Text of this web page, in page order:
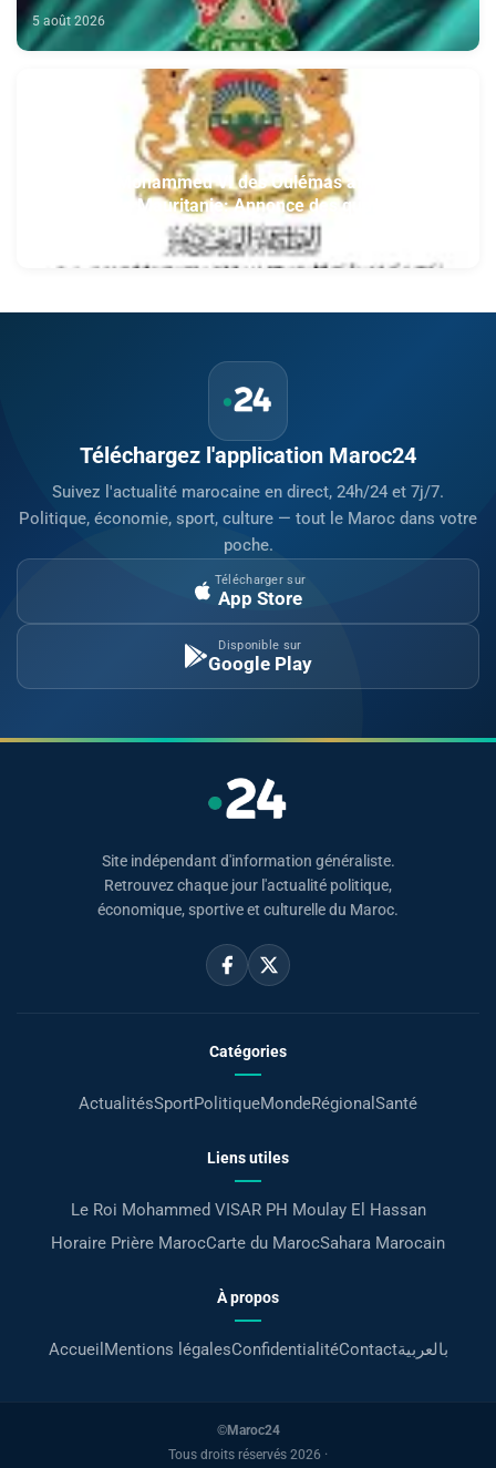
5 août 2026
Fondation Mohammed VI des Oulémas africains-
section de la Mauritanie: Annonce des qualifiés au
concours des manuscrits et des documents
islamiques africains
Téléchargez l'application Maroc24
Suivez l'actualité marocaine en direct, 24h/24 et 7j/7.
Politique, économie, sport, culture — tout le Maroc dans votre
poche.
Télécharger sur
App Store
Disponible sur
Google Play
Site indépendant d'information généraliste.
Retrouvez chaque jour l'actualité politique,
économique, sportive et culturelle du Maroc.
Catégories
ActualitésSportPolitiqueMondeRégional Santé
Liens utiles
Le Roi Mohammed VISAR PH Moulay El Hassan
Horaire Prière MarocCarte du MarocSahara Marocain
À propos
Accueil Mentions légalesConfidentialitéContactبالعربية
©Maroc24
Tous droits réservés 2026 ·